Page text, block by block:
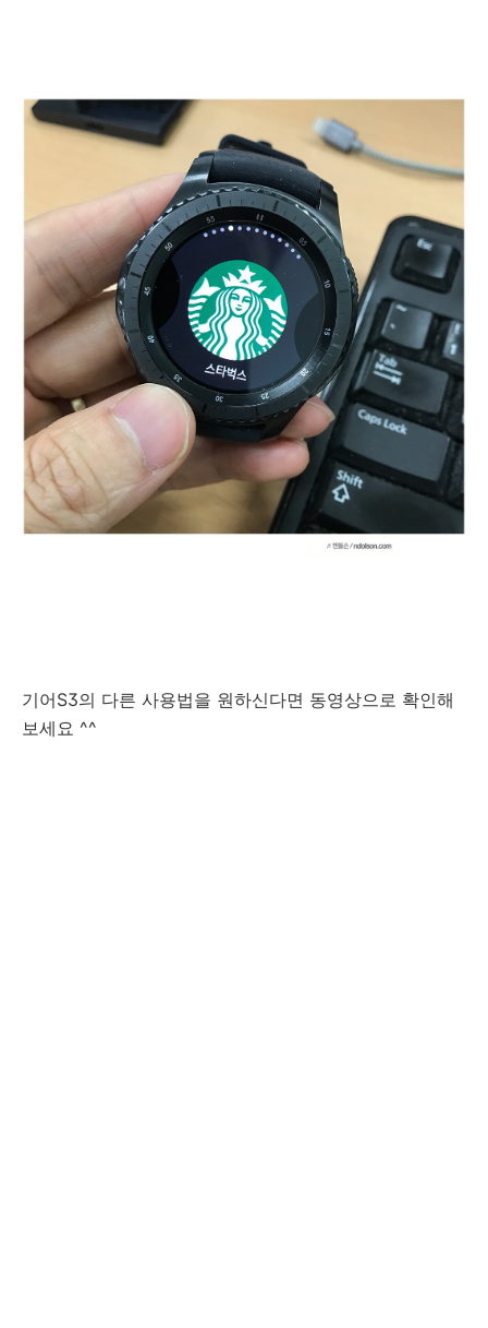
기어S3의 다른 사용법을 원하신다면 동영상으로 확인해
보세요 ^^